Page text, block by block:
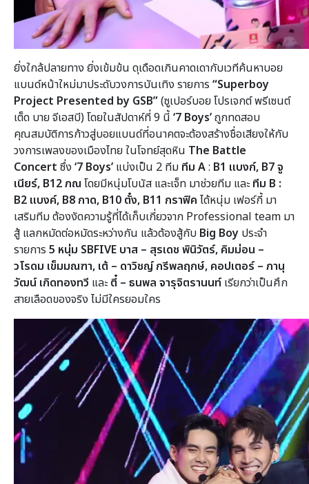
ยิ่งใกล้ปลายทาง ยิ่งเข้มข้น ดุเดือดเกินคาดเดากับเวทีค้นหาบอย
แบนด์หน้าใหม่มาประดับวงการบันเทิง รายการ “Superboy
Project Presented by GSB”(ซูเปอร์บอย โปรเจกต์ พรีเซนต์
เต็ด บาย จีเอสบี) โดยในสัปดาห์ที่ 9 นี้ ‘7 Boys’ถูกทดสอบ
คุณสมบัติการก้าวสู่บอยแบนด์ที่อนาคตจะต้องสร้างชื่อเสียงให้กับ
วงการเพลงของเมืองไทย ในโจทย์สุดหิน The Battle
Concert ซึ่ง ‘7 Boys’ แบ่งเป็น 2 ทีม ทีม A: B1 แบงก์, B7จู
เนียร์, B12ภณ โดยมีหนุ่มโบนัส และเจ็ท มาช่วยทีม และทีม B :
B2 แบงค์, B8 กาด, B10 ตั๋ง, B11 กราฟิค ได้หนุ่ม เฟอร์กี้ มา
เสริมทีมต้องงัดความรู้ที่ได้เก็บเกี่ยวจาก Professional team มา
สู้ แลกหมัดต่อหมัดระหว่างกัน แล้วต้องสู้กับ Big Boy ประจำ
รายการ 5 หนุ่ม SBFIVE บาส – สุรเดช พินิวัตร์, คิมม่อน –
วโรดม เข็มมณฑา, เต้ – ดาวิชญ์ กรีพลฤกษ์, คอปเตอร์ – ภานุ
วัฒน์ เกิดทองทวี และตี๋ – ธนพล จารุจิตรานนท์ เรียกว่าเป็นศึก
สายเลือดของจริง ไม่มีใครยอมใคร